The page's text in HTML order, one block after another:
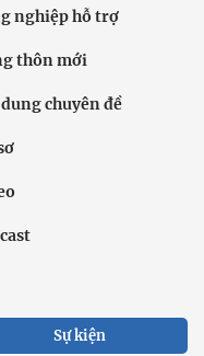
nghiệp hỗ trợ
thôn mới
chuyên đề
Sự kiện